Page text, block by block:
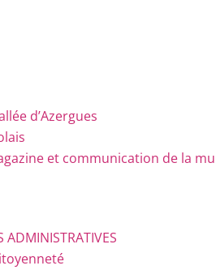
d’Azergues
et communication de la
ADMINISTRATIVES